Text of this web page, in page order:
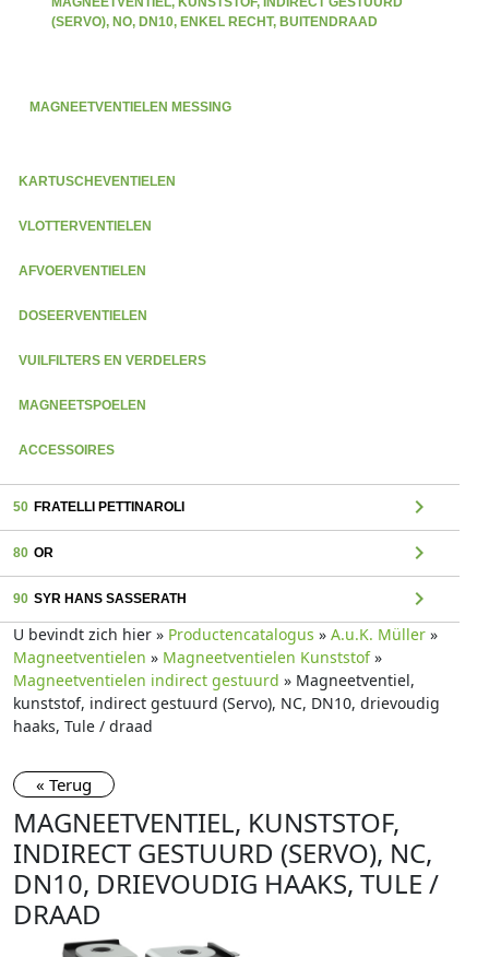
(SERVO), NO, DN10, ENKEL RECHT, BUITENDRAAD
MAGNEETVENTIELEN MESSING
KARTUSCHEVENTIELEN
VLOTTERVENTIELEN
AFVOERVENTIELEN
DOSEERVENTIELEN
VUILFILTERS EN VERDELERS
MAGNEETSPOELEN
ACCESSOIRES
50 FRATELLI PETTINAROLI chevron_right
80 OR chevron_right
90 SYR HANS SASSERATH chevron_right
U bevindt zich hier » Productencatalogus » A.u.K. Müller »
Magneetventielen » Magneetventielen Kunststof»
Magneetventielen indirect gestuurd » Magneetventiel,
kunststof, indirect gestuurd (Servo), NC, DN10, drievoudig
haaks, Tule / draad
« Terug
MAGNEETVENTIEL, KUNSTSTOF,
INDIRECT GESTUURD (SERVO), NC,
DN10, DRIEVOUDIG HAAKS, TULE /
DRAAD